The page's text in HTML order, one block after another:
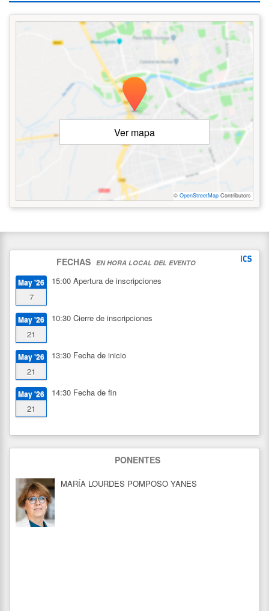
Ver mapa
© OpenStreetMap Contributors
FECHAS EN HORA LOCAL DEL EVENTO
May '26
7
15:00 Apertura de inscripciones
May '26
21
10:30 Cierre de inscripciones
May '26
21
13:30 Fecha de inicio
May '26
21
14:30 Fecha de fin
PONENTES
MARÍA LOURDES POMPOSO YANES